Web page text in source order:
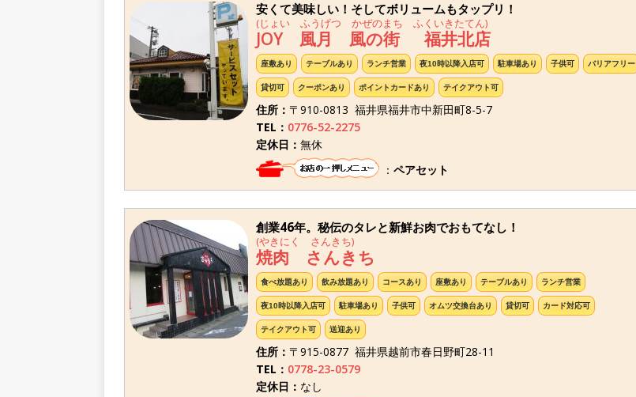
安くて美味しい！そしてボリュームもタップリ！
(じょい ふうげつ かぜのまち ふくいきたてん)
JOY 風月 風の街 福井北店
座敷あり テーブルあり ランチ営業 夜10時以降入店可 駐車場あり 子供可 バリアフリー
貸切可 クーポンあり ポイントカードあり テイクアウト可
住所： 〒910-0813 福井県福井市中新田町8-5-7
TEL： 0776-52-2275
定休日： 無休
： ペアセット
創業46年。秘伝のタレと新鮮お肉でおもてなし！
(やきにく さんきち)
焼肉 さんきち
食べ放題あり 飲み放題あり コースあり 座敷あり テーブルあり ランチ営業
夜10時以降入店可 駐車場あり 子供可 オムツ交換台あり 貸切可 カード対応可
テイクアウト可 送迎あり
住所： 〒915-0877 福井県越前市春日野町28-11
TEL： 0778-23-0579
定休日： なし